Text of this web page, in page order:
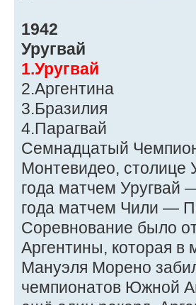
1942
Уругвай
1.Уругвай
2.Аргентина
3.Бразилия
4.Парагвай
Семнадцатый
Монтевидео, столице
года матчем Уругвай
года матчем Чили —
Соревнование было
Аргентины, которая в
Мануэля Морено
чемпионатов Южной